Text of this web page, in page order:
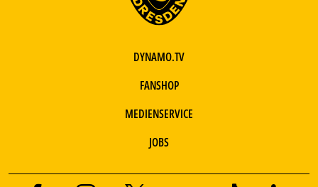
DYNAMO.TV
FANSHOP
MEDIENSERVICE
JOBS